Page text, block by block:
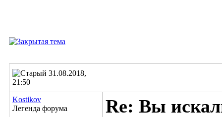
31.08.2018,
21:50
Kostikov
Легенда форума
Re: Вы